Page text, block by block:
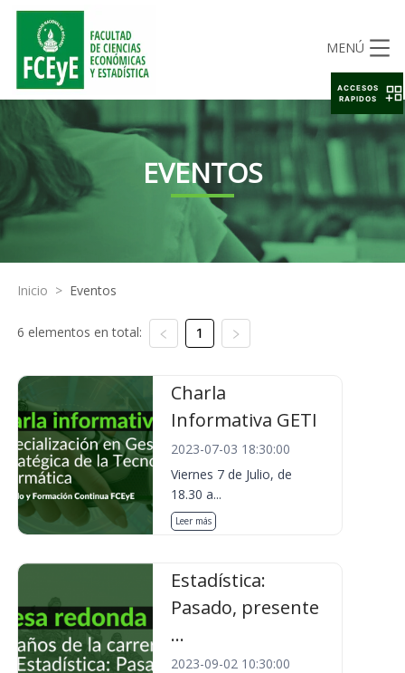
MENÚ
EVENTOS
Inicio > Eventos
6 elementos en total: 1
Charla
Informativa GETI
2023-07-03 18:30:00
Viernes 7 de Julio, de
18.30 a...
Leer más
Estadística:
Pasado, presente
...
2023-09-02 10:30:00
ACCESOS
RAPIDOS